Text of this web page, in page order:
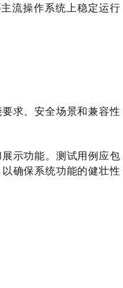
流操作系统上稳定运行
求、安全场景和兼容性
示功能。测试用例应包
确保系统功能的健壮性